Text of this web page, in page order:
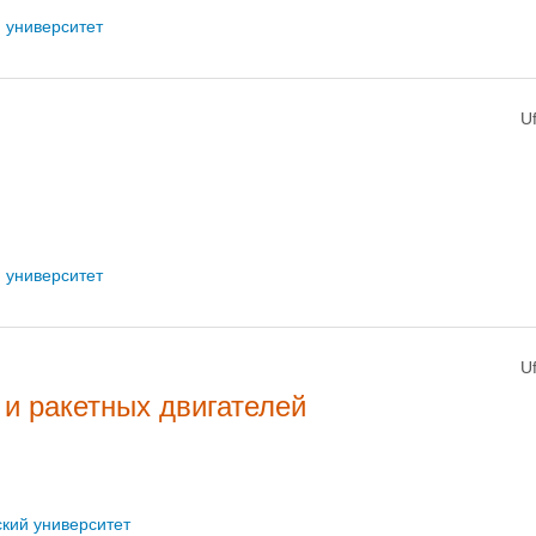
ракетных двигателей
университет